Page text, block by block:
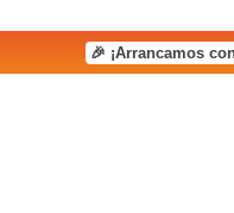
🎉 ¡Arrancamos